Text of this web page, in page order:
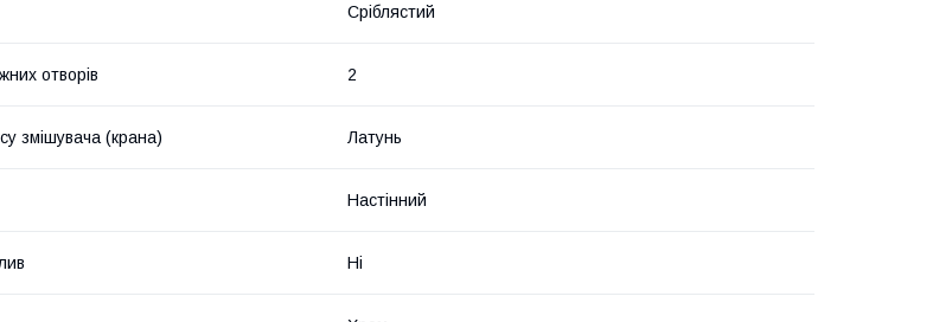
Сріблястий
отворів 2
змішувача (крана) Латунь
Настінний
Ні